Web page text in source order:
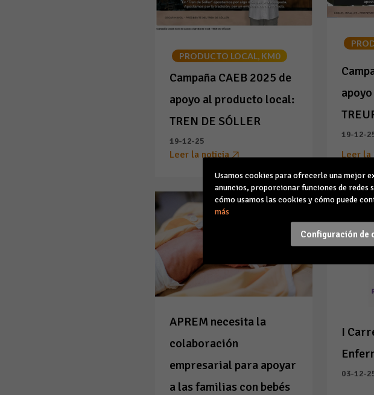
PRODUCTO LOCAL, KM0
Campaña CAEB 2025 de
apoyo al producto local:
TREN DE SÓLLER
19-12-25
Leer la noticia
19-12-
Leer la
APREM necesita la
colaboración
empresarial para apoyar
a las familias con bebés
I
03-12-
Usamos cookies para ofrecerle una mejor
anuncios, proporcionar funciones de redes
cómo usamos las cookies y cómo puede
más
Configuración de